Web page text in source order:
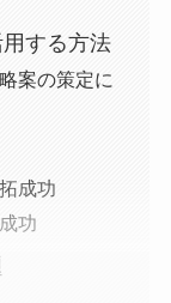
する方法
案の策定に
成功
功